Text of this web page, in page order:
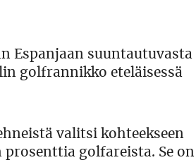
Espanjaan suuntautuvasta
golfrannikko eteläisessä
valitsi kohteekseen
prosenttia golfareista. Se on